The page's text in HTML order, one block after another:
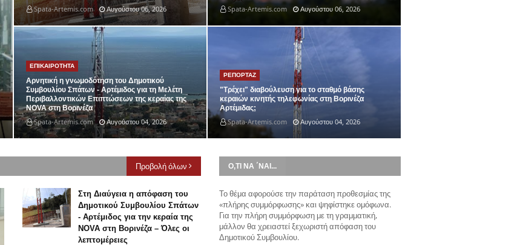
Spata-Artemis.com Αυγούστου 06, 2026 Spata-Artemis.com Αυγούστου 06, 2026
ΕΠΙΚΑΙΡΟΤΗΤΑ
Αρνητική η γνωμοδότηση του Δημοτικού
Συμβουλίου Σπάτων - Αρτέμιδος για τη Μελέτη
Περιβαλλοντικών Επιπτώσεων της κεραίας της
NOVA στη Βορινέζα
Spata-Artemis.com Αυγούστου 04, 2026
ΡΕΠΟΡΤΑΖ
"Τρέχει" διαβούλευση για τo σταθμό βάσης
κεραιών κινητής τηλεφωνίας στη Βορινέζα
Αρτέμιδας;
Spata-Artemis.com Αυγούστου 04, 2026
Προβολή όλων
Στη Διαύγεια η απόφαση του
Δημοτικού Συμβουλίου Σπάτων
- Αρτέμιδος για την κεραία της
NOVA στη Βορινέζα – Όλες οι
λεπτομέρειες
Ο,ΤΙ ΝΑ ΄ΝΑΙ...
Το θέμα αφορούσε την παράταση προθεσμίας της
«πλήρης συμμόρφωσης» και ψηφίστηκε ομόφωνα.
Για την πλήρη συμμόρφωση με τη γραμματική,
μάλλον θα χρειαστεί ξεχωριστή απόφαση του
Δημοτικού Συμβουλίου.